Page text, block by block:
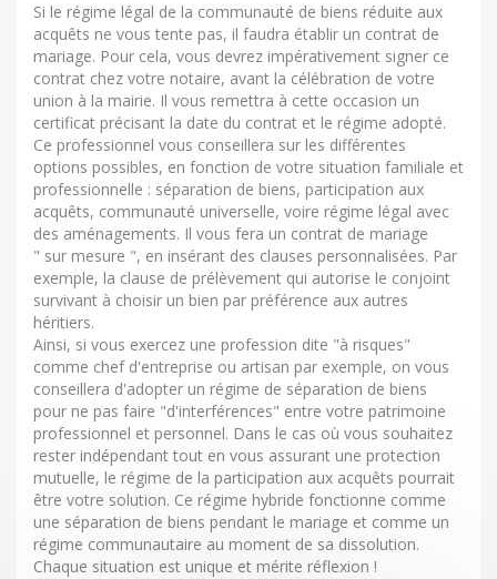
Si le régime légal de la communauté de biens réduite aux
acquêts ne vous tente pas, il faudra établir un contrat de
mariage. Pour cela, vous devrez impérativement signer ce
contrat chez votre notaire, avant la célébration de votre
union à la mairie. Il vous remettra à cette occasion un
certificat précisant la date du contrat et le régime adopté.
Ce professionnel vous conseillera sur les différentes
options possibles, en fonction de votre situation familiale et
professionnelle : séparation de biens, participation aux
acquêts, communauté universelle, voire régime légal avec
des aménagements. Il vous fera un contrat de mariage
" sur mesure ", en insérant des clauses personnalisées. Par
exemple, la clause de prélèvement qui autorise le conjoint
survivant à choisir un bien par préférence aux autres
héritiers.
Ainsi, si vous exercez une profession dite "à risques"
comme chef d'entreprise ou artisan par exemple, on vous
conseillera d'adopter un régime de séparation de biens
pour ne pas faire "d'interférences" entre votre patrimoine
professionnel et personnel. Dans le cas où vous souhaitez
rester indépendant tout en vous assurant une protection
mutuelle, le régime de la participation aux acquêts pourrait
être votre solution. Ce régime hybride fonctionne comme
une séparation de biens pendant le mariage et comme un
régime communautaire au moment de sa dissolution.
Chaque situation est unique et mérite réflexion !